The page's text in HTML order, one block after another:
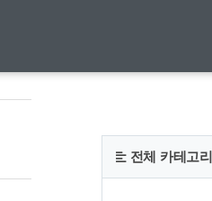
전체 카테고리